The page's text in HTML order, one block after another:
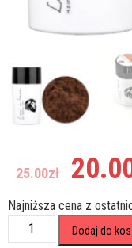
25.00zł
cena
wynosiła:
25.00zł.
Najniższa cena z
Mikrowłókna
Dodaj do